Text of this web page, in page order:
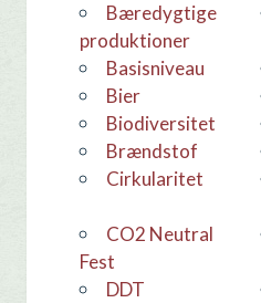
Bæredygtige
produktioner
basisniveau
Bier
Biodiversitet
Brændstof
Cirkularitet
CO2 Neutral
Fest
DDT